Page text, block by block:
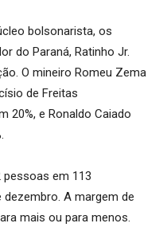
bolsonarista, os
do Paraná, Ratinho Jr.
O mineiro Romeu Zema
de Freitas
20%, e Ronaldo Caiado
pessoas em 113
A margem de
mais ou para menos.